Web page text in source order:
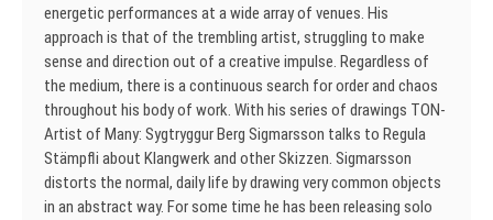
energetic performances at a wide array of venues. His
approach is that of the trembling artist, struggling to make
sense and direction out of a creative impulse. Regardless of
the medium, there is a continuous search for order and chaos
throughout his body of work. With his series of drawings TON-
Artist of Many: Sygtryggur Berg Sigmarsson talks to Regula
Stämpfli about Klangwerk and other Skizzen. Sigmarsson
distorts the normal, daily life by drawing very common objects
in an abstract way. For some time he has been releasing solo